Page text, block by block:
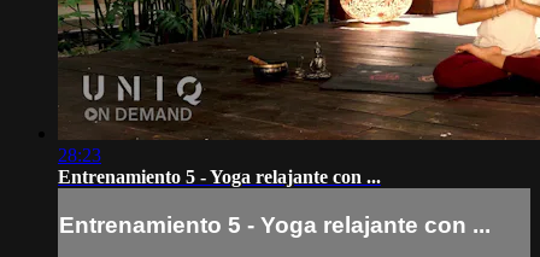
28:23
Entrenamiento 5 - Yoga relajante con ...
Entrenamiento 5 - Yoga relajante con ...